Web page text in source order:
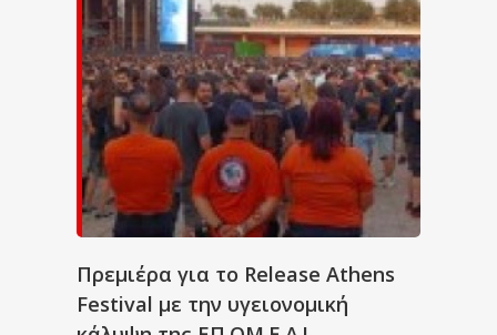
Πρεμιέρα για το Release Athens
Festival με την υγειονομική